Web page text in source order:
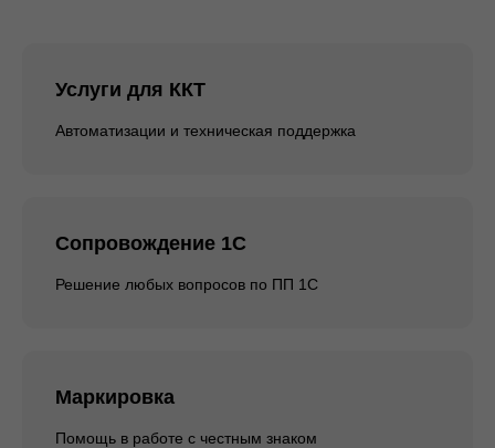
Услуги для ККТ
Автоматизации и техническая поддержка
Сопровождение 1С
Решение любых вопросов по ПП 1С
Маркировка
Помощь в работе с честным знаком